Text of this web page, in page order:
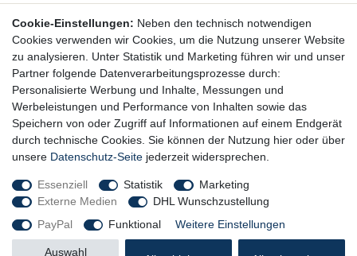
Widerrufsrecht
Bestellung widerrufen
Datenschutzerklärung
AGB
Impressum
Newsletter
Newsletter-Anmeldung
Cookie-Einstellungen: Neben den technisch notwendigen
Cookies verwenden wir Cookies, um die Nutzung unserer Website
zu analysieren. Unter Statistik und Marketing führen wir und unser
Partner folgende Datenverarbeitungsprozesse durch:
Personalisierte Werbung und Inhalte, Messungen und
Werbeleistungen und Performance von Inhalten sowie das
Speichern von oder Zugriff auf Informationen auf einem Endgerät
durch technische Cookies. Sie können der Nutzung hier oder über
unsere Datenschutz-Seite jederzeit widersprechen.
Essenziell Statistik
Marketing
Externe Medien
DHL Wunschzustellung
PayPal
Funktional Weitere Einstellungen
Auswahl